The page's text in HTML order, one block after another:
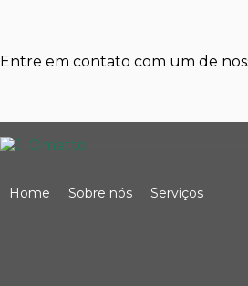
Entre em contato com um de
Home Sobre nós Serviços